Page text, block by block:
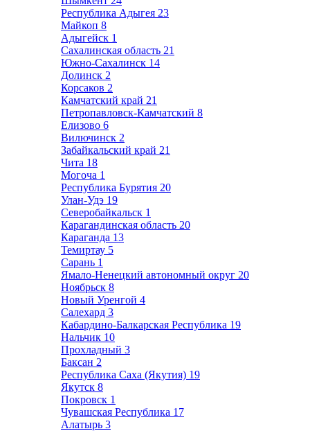
Республика Адыгея 23
Майкоп 8
Адыгейск 1
Сахалинская область 21
Южно-Сахалинск 14
Долинск 2
Корсаков 2
Камчатский край 21
Петропавловск-Камчатский 8
Елизово 6
Вилючинск 2
Забайкальский край 21
Чита 18
Могоча 1
Республика Бурятия 20
Улан-Удэ 19
Северобайкальск 1
Карагандинская область 20
Караганда 13
Темиртау 5
Сарань 1
Ямало-Ненецкий автономный округ 20
Ноябрьск 8
Новый Уренгой 4
Салехард 3
Кабардино-Балкарская Республика 19
Нальчик 10
Прохладный 3
Баксан 2
Республика Саха (Якутия) 19
Якутск 8
Покровск 1
Чувашская Республика 17
Алатырь 3